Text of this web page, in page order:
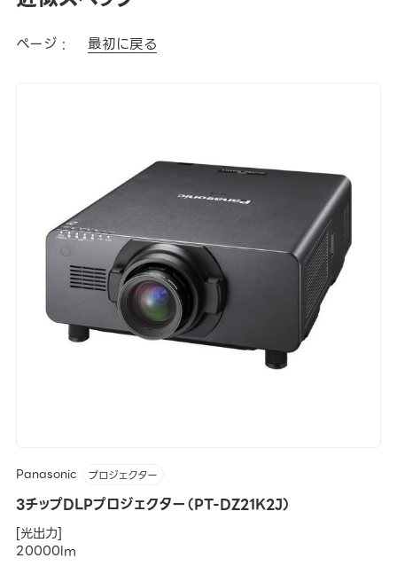
ページ : 最初に戻る
Panasonic プロジェクター
3チップDLPプロジェクター（PT-DZ21K2J）
[光出力]
20000lm